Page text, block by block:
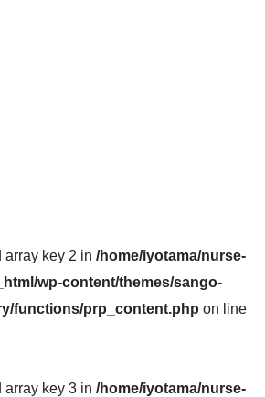
array key 2 in /home/iyotama/nurse-
wp-content/themes/sango-
functions/prp_content.php on line
array key 3 in /home/iyotama/nurse-